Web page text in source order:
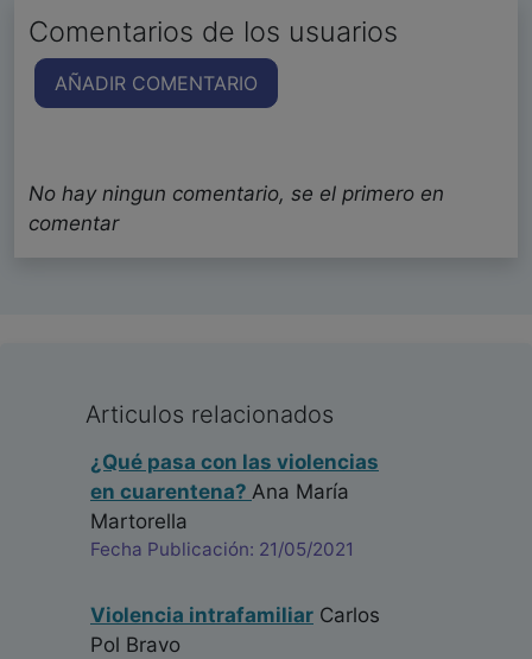
Comentarios de los usuarios
AÑADIR COMENTARIO
No hay ningun comentario, se el primero en
comentar
Articulos relacionados
¿Qué pasa con las violencias
en cuarentena? Ana María
Martorella
Fecha Publicación: 21/05/2021
Violencia intrafamiliar Carlos
Pol Bravo